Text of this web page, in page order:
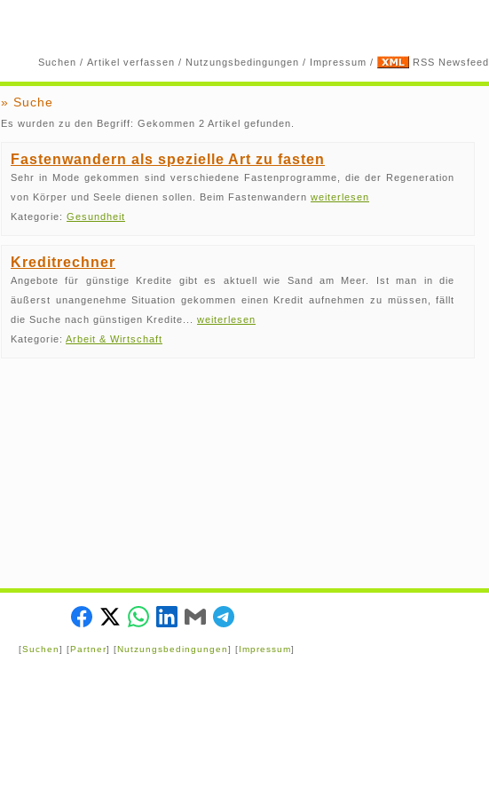
Suchen / Artikel verfassen / Nutzungsbedingungen / Impressum / RSS Newsfeed
» Suche
Es wurden zu den Begriff: Gekommen 2 Artikel gefunden.
Fastenwandern als spezielle Art zu fasten
Sehr in Mode gekommen sind verschiedene Fastenprogramme, die der Regeneration
von Körper und Seele dienen sollen. Beim Fastenwandern weiterlesen
Kategorie: Gesundheit
Kreditrechner
Angebote für günstige Kredite gibt es aktuell wie Sand am Meer. Ist man in die
äußerst unangenehme Situation gekommen einen Kredit aufnehmen zu müssen, fällt
die Suche nach günstigen Kredite... weiterlesen
Kategorie: Arbeit & Wirtschaft
[Suchen] [Partner] [Nutzungsbedingungen] [Impressum]